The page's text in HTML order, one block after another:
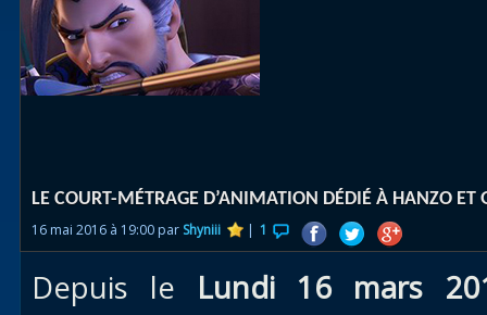
des îles
LE COURT-MÉTRAGE D’ANIMATION DÉDIÉ À HANZO ET
16 mai 2016 à 19:00 par Shyniii | 1
Depuis le Lundi 16 mars